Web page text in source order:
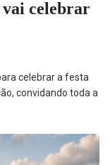
celebrar
celebrar a festa
convidando toda a